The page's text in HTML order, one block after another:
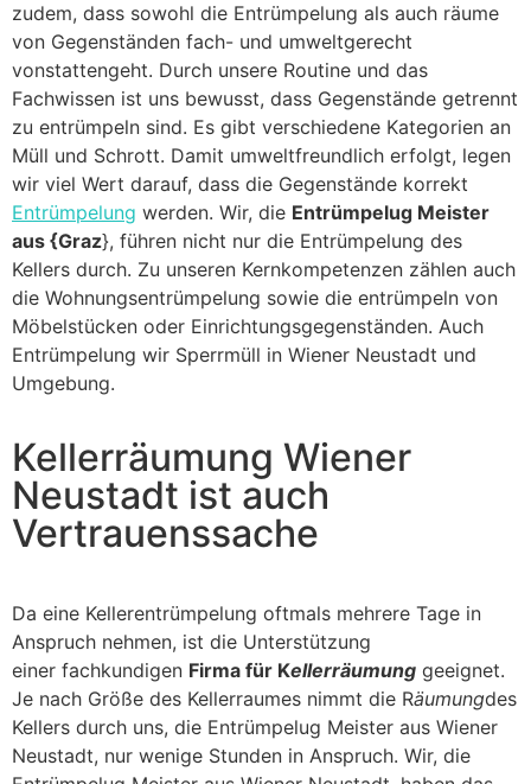
zudem, dass sowohl die Entrümpelung als auch räume
von Gegenständen fach- und umweltgerecht
vonstattengeht. Durch unsere Routine und das
Fachwissen ist uns bewusst, dass Gegenstände getrennt
zu entrümpeln sind. Es gibt verschiedene Kategorien an
Müll und Schrott. Damit umweltfreundlich erfolgt, legen
wir viel Wert darauf, dass die Gegenstände korrekt
Entrümpelung werden. Wir, die Entrümpelug Meister
aus {Graz}, führen nicht nur die Entrümpelung des
Kellers durch. Zu unseren Kernkompetenzen zählen auch
die Wohnungsentrümpelung sowie die entrümpeln von
Möbelstücken oder Einrichtungsgegenständen. Auch
Entrümpelung wir Sperrmüll in Wiener Neustadt und
Umgebung.
Kellerräumung Wiener
Neustadt ist auch
Vertrauenssache
Da eine Kellerentrümpelung oftmals mehrere Tage in
Anspruch nehmen, ist die Unterstützung
einer fachkundigen Firma für Kellerräumung geeignet.
Je nach Größe des Kellerraumes nimmt die Räumungdes
Kellers durch uns, die Entrümpelug Meister aus Wiener
Neustadt, nur wenige Stunden in Anspruch. Wir, die